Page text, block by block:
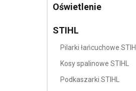
Oświetlenie
STIHL
Pilarki łańcuchowe STIHL
Kosy spalinowe STIHL
Podkaszarki STIHL